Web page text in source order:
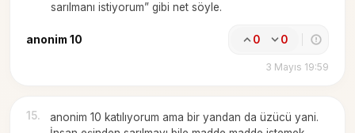
sarılmanı istiyorum” gibi net söyle.
anonim 10 0 0
3 Mayıs 19:59
15.
anonim 10 katılıyorum ama bir yandan da üzücü yani.